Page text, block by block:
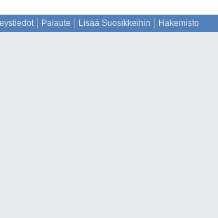
Palaute Lisää Suosikkeihin Hakemisto